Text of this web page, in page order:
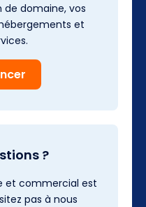
domaine, vos
et
?
et commercial est
pas à nous